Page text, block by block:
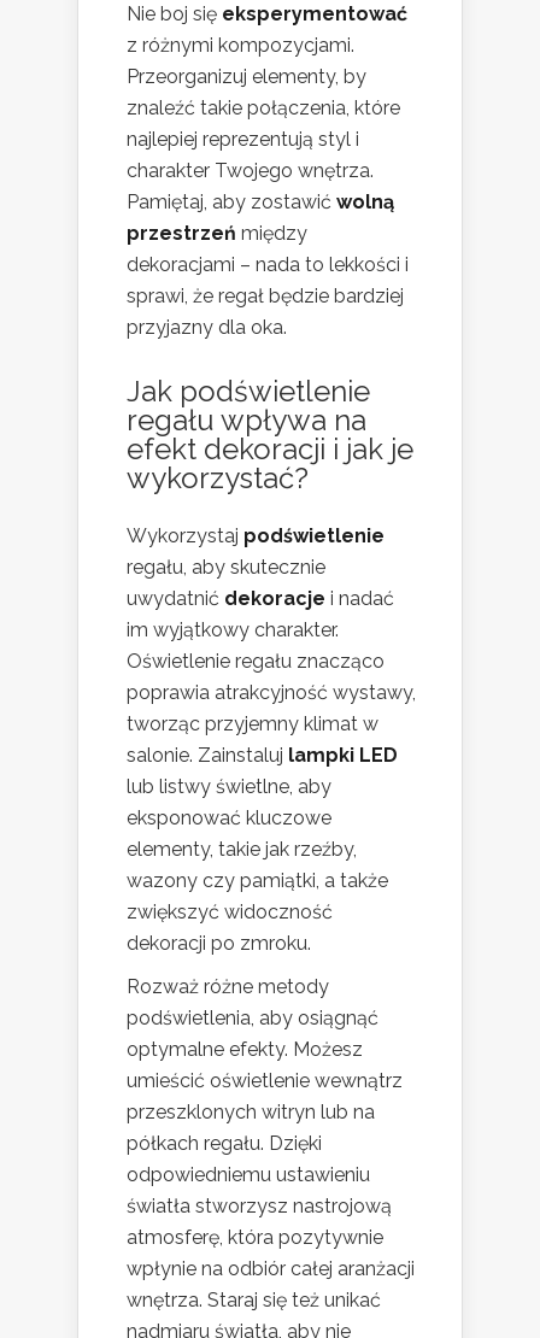
Nie boj się eksperymentować
z różnymi kompozycjami.
Przeorganizuj elementy, by
znaleźć takie połączenia, które
najlepiej reprezentują styl i
charakter Twojego wnętrza.
Pamiętaj, aby zostawić wolną
przestrzeń między
dekoracjami – nada to lekkości i
sprawi, że regał będzie bardziej
przyjazny dla oka.
Jak podświetlenie
regału wpływa na
efekt dekoracji i jak je
wykorzystać?
Wykorzystaj podświetlenie
regału, aby skutecznie
uwydatnić dekoracje i nadać
im wyjątkowy charakter.
Oświetlenie regału znacząco
poprawia atrakcyjność wystawy,
tworząc przyjemny klimat w
salonie. Zainstaluj lampki LED
lub listwy świetlne, aby
eksponować kluczowe
elementy, takie jak rzeźby,
wazony czy pamiątki, a także
zwiększyć widoczność
dekoracji po zmroku.
Rozważ różne metody
podświetlenia, aby osiągnąć
optymalne efekty. Możesz
umieścić oświetlenie wewnątrz
przeszklonych witryn lub na
półkach regału. Dzięki
odpowiedniemu ustawieniu
światła stworzysz nastrojową
atmosferę, która pozytywnie
wpłynie na odbiór całej aranżacji
wnętrza. Staraj się też unikać
nadmiaru światła, aby nie